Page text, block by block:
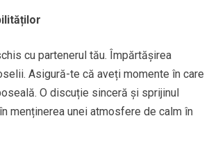
cu partenerul tău. Împărtășirea
Asigură-te că aveți momente în care
O discuție sinceră și sprijinul
menținerea unei atmosfere de calm în